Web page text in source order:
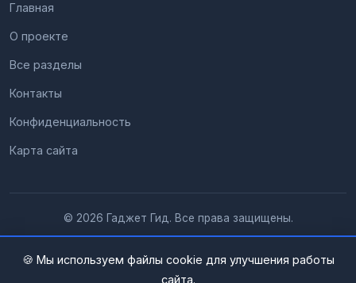
Главная
О проекте
Все разделы
Контакты
Конфиденциальность
Карта сайта
© 2026 Гаджет Гид. Все права защищены.
🍪 Мы используем файлы cookie для улучшения работы
сайта.